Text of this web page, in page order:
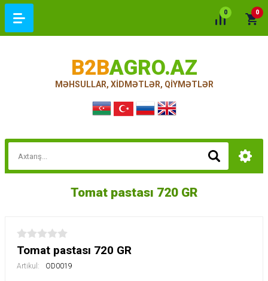
0 0
B2BAGRO.AZ
MƏHSULLAR, XİDMƏTLƏR, QİYMƏTLƏR
Tomat pastası 720 GR
Tomat pastası 720 GR
Artikul: OD0019